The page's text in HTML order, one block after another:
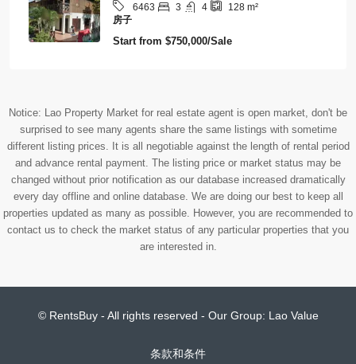
6463 3 4 128 m²
房子
Start from $750,000/Sale
Notice: Lao Property Market for real estate agent is open market, don't be
surprised to see many agents share the same listings with sometime
different listing prices. It is all negotiable against the length of rental period
and advance rental payment. The listing price or market status may be
changed without prior notification as our database increased dramatically
every day offline and online database. We are doing our best to keep all
properties updated as many as possible. However, you are recommended to
contact us to check the market status of any particular properties that you
are interested in.
© RentsBuy - All rights reserved - Our Group: Lao Value
条款和条件